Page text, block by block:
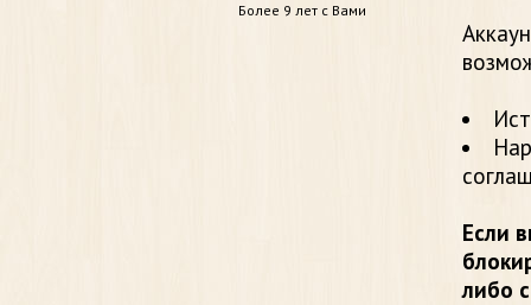
Более 9 лет с Вами
Если
либо